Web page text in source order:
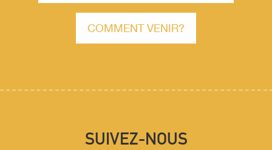
COMMENT VENIR?
SUIVEZ-NOUS